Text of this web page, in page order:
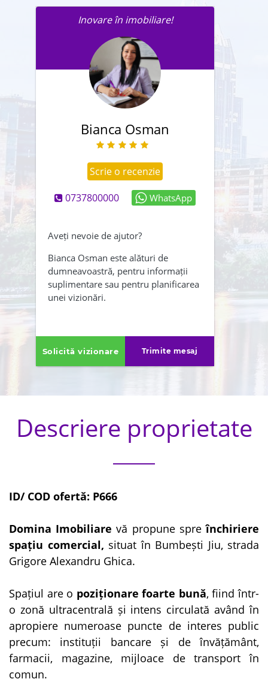
Inovare în imobiliare!
Bianca Osman
Scrie o recenzie
0737800000
WhatsApp
Aveți nevoie de ajutor?
Bianca Osman este alături de
dumneavoastră, pentru informații
suplimentare sau pentru planificarea
unei vizionări.
Solicită vizionare Trimite mesaj
Trimite un mesaj agentului în
legatură cu această proprietate.
Abonează-mă și la newsletter
Creează-mi și un cont
Am citit și sunt de acord cu
termenii și conditiile
,
Politica de confidentialitate
Descriere proprietate
ID/ COD ofertă: P666
Domina Imobiliare vă propune spreînchiriere
spațiu comercial, situat în Bumbești Jiu, strada
Grigore Alexandru Ghica.
Spațiul are o poziționare foarte bună, fiind într-
o zonă ultracentrală și intens circulată având în
apropiere numeroase puncte de interes public
precum: instituții bancare și de învățământ,
farmacii, magazine, mijloace de transport în
comun.